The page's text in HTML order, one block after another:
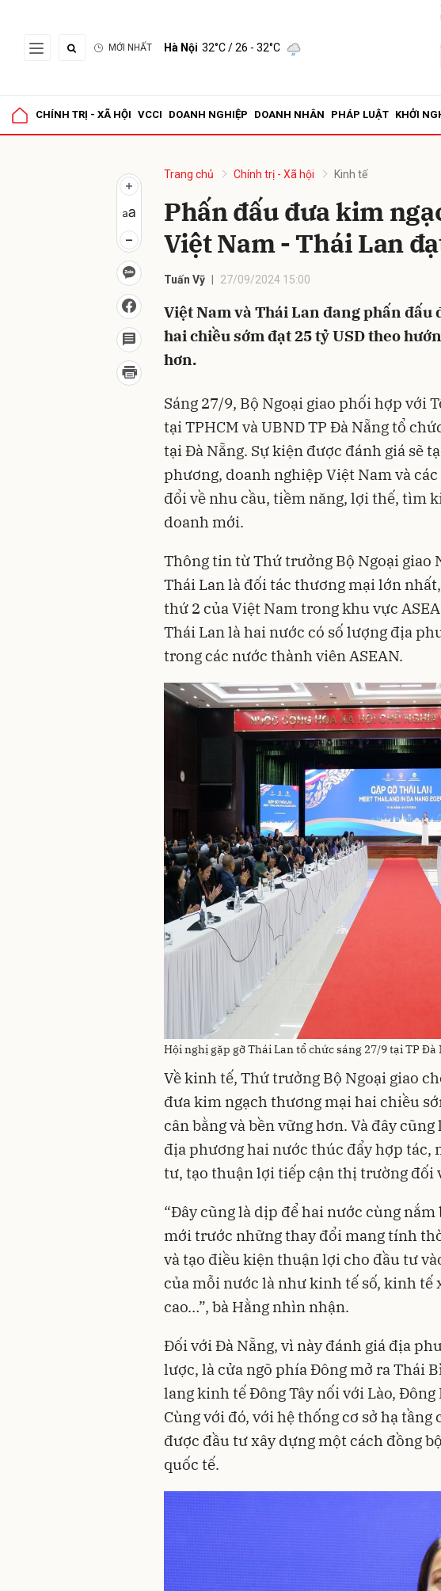
MỚI NHẤT Hà Nội 32°C/ 26 - 32°C
CHÍNH TRỊ - XÃ HỘI VCCI DOANH NGHIỆP DOANH NHÂN PHÁP LUẬT KHỞI
Trang chủ Chính trị - Xã hội Kinh tế
Phấn đấu đưa kim
Việt Nam - Thái Lan
Tuấn Vỹ 27/09/2024 15:00
Việt Nam và Thái Lan đang phấn
hai chiều sớm đạt 25 tỷ USD theo
hơn.
Sáng 27/9, Bộ Ngoại giao phối hợp với
tại TPHCM và UBND TP Đà Nẵng tổ
tại Đà Nẵng. Sự kiện được đánh giá sẽ
phương, doanh nghiệp Việt Nam và
đổi về nhu cầu, tiềm năng, lợi thế, tìm
doanh mới.
Thông tin từ Thứ trưởng Bộ Ngoại giao
Thái Lan là đối tác thương mại lớn
thứ 2 của Việt Nam trong khu vực
Thái Lan là hai nước có số lượng địa
trong các nước thành viên ASEAN.
Hội nghị gặp gỡ Thái Lan tổ chức sáng 27/9 tại TP Đà
Về kinh tế, Thứ trưởng Bộ Ngoại giao
đưa kim ngạch thương mại hai chiều
cân bằng và bền vững hơn. Và đây
địa phương hai nước thúc đẩy hợp tác,
tư, tạo thuận lợi tiếp cận thị trường đối
“Đây cũng là dịp để hai nước cùng
mới trước những thay đổi mang tính
và tạo điều kiện thuận lợi cho đầu tư
của mỗi nước là như kinh tế số, kinh tế
cao…”, bà Hằng nhìn nhận.
Đối với Đà Nẵng, vì này đánh giá địa
lược, là cửa ngõ phía Đông mở ra Thái
lang kinh tế Đông Tây nối với Lào, Đông
Cùng với đó, với hệ thống cơ sở hạ tầng
được đầu tư xây dựng một cách đồng
quốc tế.